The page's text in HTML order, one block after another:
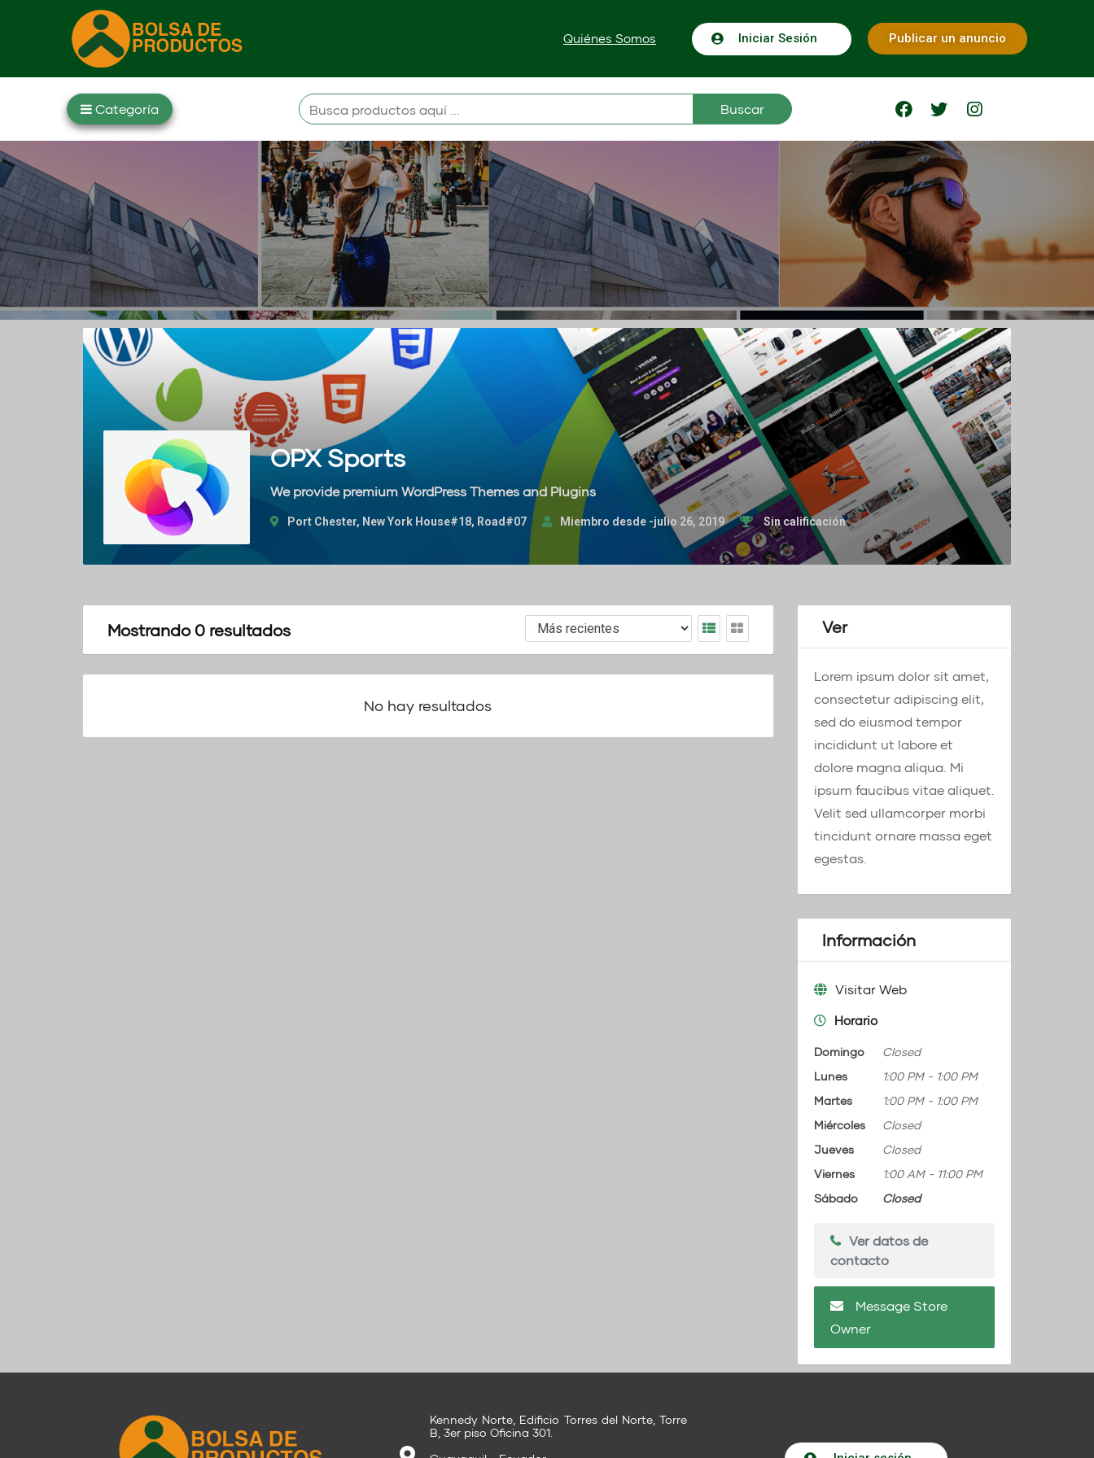
Quiénes Somos Iniciar Sesión Publicar un anuncio
Buscar
OPX Sports
We provide premium WordPress Themes and Plugins
Port Chester, New York House#18, Road#07 Miembro desde -julio 26, 2019 Sin calificación
Mostrando 0 resultados
No hay resultados
Ver
Lorem ipsum dolor sit amet,
consectetur adipiscing elit,
sed do eiusmod tempor
incididunt ut labore et
dolore magna aliqua. Mi
ipsum faucibus vitae aliquet.
Velit sed ullamcorper morbi
tincidunt ornare massa eget
egestas.
Información
Visitar Web
Horario
Domingo
Closed
Lunes
1:00 PM - 1:00 PM
Martes
1:00 PM - 1:00 PM
Miércoles
Closed
Jueves
Closed
Viernes
1:00 AM - 11:00 PM
Sábado
Closed
Ver datos de
contacto
Message Store
Owner
Kennedy Norte, Edificio Torres del Norte, Torre
B, 3er piso Oficina 301.